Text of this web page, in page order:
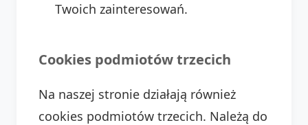
Twoich zainteresowań.
Cookies podmiotów trzecich
Na naszej stronie działają również
cookies podmiotów trzecich. Należą do